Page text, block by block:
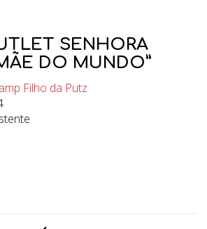
SENHORA
DO MUNDO”
Filho da Putz